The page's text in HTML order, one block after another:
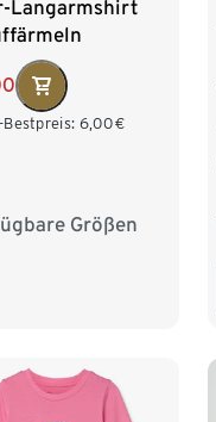
Langarmshirt
Bestpreis: 6,00€
Größen
98/104